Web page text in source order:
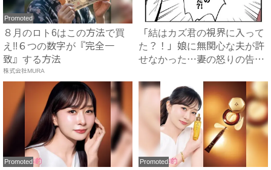
Promoted
８月のロト6はこの方法で買
え!!６つの数字が『完全一
致』する方法
株式会社MURA
「結はカズ君の視界に入って
た？！」娘に無関心な夫が許
せなかった…妻の怒りの告白
Promoted Promoted